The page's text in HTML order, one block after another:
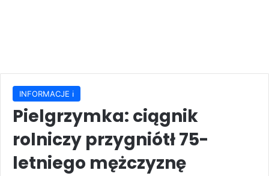
INFORMACJE ℹ️
Pielgrzymka: ciągnik
rolniczy przygniótł 75-
letniego mężczyznę